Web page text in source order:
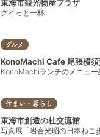
東海市観光物産プラザ
グイっと一杯
グルメ
KonoMachi Cafe 尾張横須
KonoMachiランチのメニュー
住まい・暮らし
東海市創造の杜交流館
写真展「岩合光昭の日本ねこ